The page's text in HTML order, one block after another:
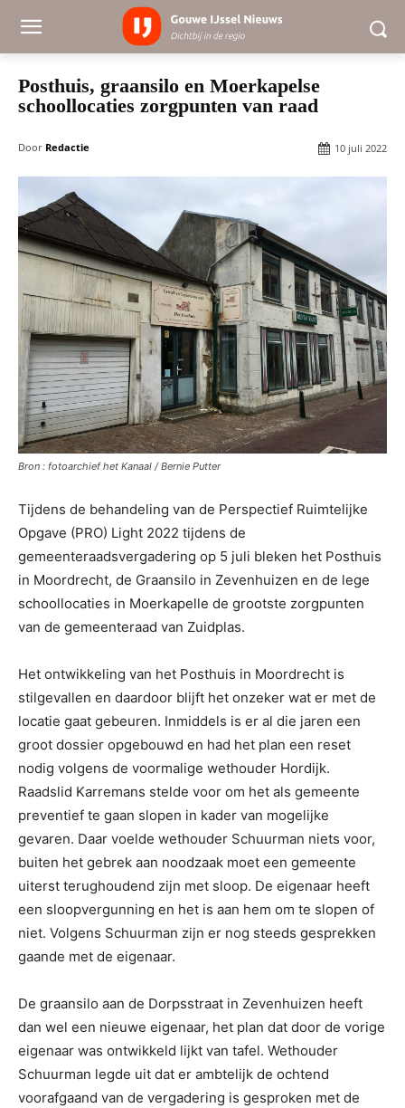
Posthuis, graansilo en Moerkapelse
schoollocaties zorgpunten van raad
Door Redactie 10 juli 2022
Bron : fotoarchief het Kanaal / Bernie Putter
Tijdens de behandeling van de Perspectief Ruimtelijke
Opgave (PRO) Light 2022 tijdens de
gemeenteraadsvergadering op 5 juli bleken het Posthuis
in Moordrecht, de Graansilo in Zevenhuizen en de lege
schoollocaties in Moerkapelle de grootste zorgpunten
van de gemeenteraad van Zuidplas.
Het ontwikkeling van het Posthuis in Moordrecht is
stilgevallen en daardoor blijft het onzeker wat er met de
locatie gaat gebeuren. Inmiddels is er al die jaren een
groot dossier opgebouwd en had het plan een reset
nodig volgens de voormalige wethouder Hordijk.
Raadslid Karremans stelde voor om het als gemeente
preventief te gaan slopen in kader van mogelijke
gevaren. Daar voelde wethouder Schuurman niets voor,
buiten het gebrek aan noodzaak moet een gemeente
uiterst terughoudend zijn met sloop. De eigenaar heeft
een sloopvergunning en het is aan hem om te slopen of
niet. Volgens Schuurman zijn er nog steeds gesprekken
gaande met de eigenaar.
De graansilo aan de Dorpsstraat in Zevenhuizen heeft
dan wel een nieuwe eigenaar, het plan dat door de vorige
eigenaar was ontwikkeld lijkt van tafel. Wethouder
Schuurman legde uit dat er ambtelijk de ochtend
voorafgaand van de vergadering is gesproken met de